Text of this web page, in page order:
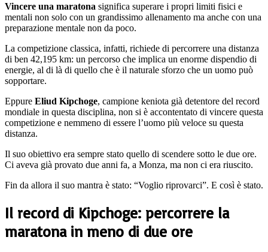
Vincere una maratona significa superare i propri limiti fisici e
mentali non solo con un grandissimo allenamento ma anche con una
preparazione mentale non da poco.
La competizione classica, infatti, richiede di percorrere una distanza
di ben 42,195 km: un percorso che implica un enorme dispendio di
energie, al di là di quello che è il naturale sforzo che un uomo può
sopportare.
Eppure Eliud Kipchoge, campione keniota già detentore del record
mondiale in questa disciplina, non si è accontentato di vincere questa
competizione e nemmeno di essere l’uomo più veloce su questa
distanza.
Il suo obiettivo era sempre stato quello di scendere sotto le due ore.
Ci aveva già provato due anni fa, a Monza, ma non ci era riuscito.
Fin da allora il suo mantra è stato: “Voglio riprovarci”. E così è stato.
Il record di Kipchoge: percorrere la
maratona in meno di due ore